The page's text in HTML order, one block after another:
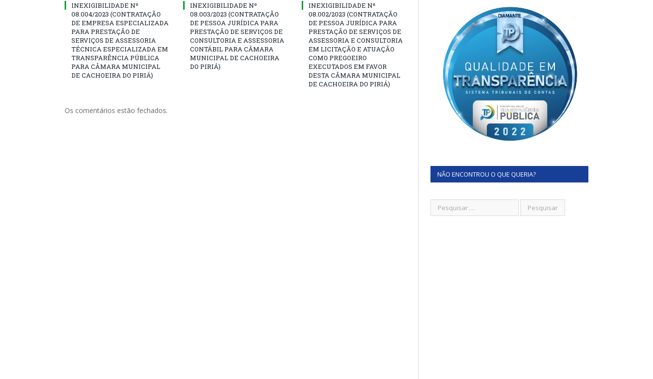
INEXIGIBILIDADE Nº
08.004/2023 (CONTRATAÇÃO
DE EMPRESA ESPECIALIZADA
PARA PRESTAÇÂO DE
SERVIÇOS DE ASSESSORIA
TÉCNICA ESPECIALIZADA EM
TRANSPARÊNCIA PÚBLICA
PARA CÂMARA MUNICIPAL
DE CACHOEIRA DO PIRIÁ)
INEXIGIBILIDADE Nº
08.003/2023 (CONTRATAÇÃO
DE PESSOA JURÍDICA PARA
PRESTAÇÂO DE SERVIÇOS DE
CONSULTORIA E ASSESSORIA
CONTÁBIL PARA CÂMARA
MUNICIPAL DE CACHOEIRA
DO PIRIÁ)
INEXIGIBILIDADE Nº
08.002/2023 (CONTRATAÇÃO
DE PESSOA JURÍDICA PARA
PRESTAÇÃO DE SERVIÇOS DE
ASSESSORIA E CONSULTORIA
EM LICITAÇÃO E ATUAÇÃO
COMO PREGOEIRO
EXECUTADOS EM FAVOR
DESTA CÂMARA MUNICIPAL
DE CACHOEIRA DO PIRIÁ)
Os comentários estão fechados.
NÃO ENCONTROU O QUE QUERIA?